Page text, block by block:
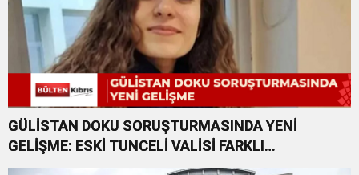
GÜLİSTAN DOKU SORUŞTURMASINDA YENİ
GELİŞME: ESKİ TUNCELİ VALİSİ FARKLI
SUÇLARDAN DA TUTUKLANDI